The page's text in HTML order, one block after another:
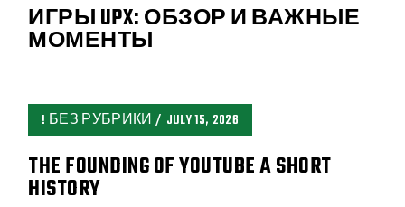
ИГРЫ UPX: ОБЗОР И ВАЖНЫЕ
МОМЕНТЫ
! БЕЗ РУБРИКИ JULY 15, 2026
THE FOUNDING OF YOUTUBE A SHORT
HISTORY